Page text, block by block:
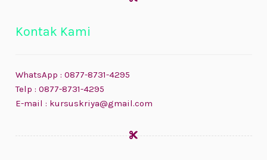
Kontak Kami
WhatsApp : 0877-8731-4295
Telp : 0877-8731-4295
E-mail : kursuskriya@gmail.com